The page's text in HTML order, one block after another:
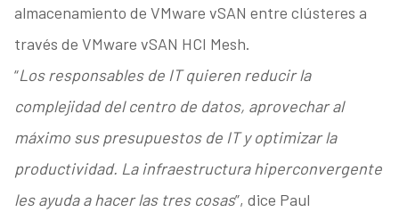
almacenamiento de VMware vSAN entre clústeres a
través de VMware vSAN HCI Mesh.
“Los responsables de IT quieren reducir la
complejidad del centro de datos, aprovechar al
máximo sus presupuestos de IT y optimizar la
productividad. La infraestructura hiperconvergente
les ayuda a hacer las tres cosas”, dice Paul